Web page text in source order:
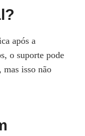
após a
o suporte pode
isso não